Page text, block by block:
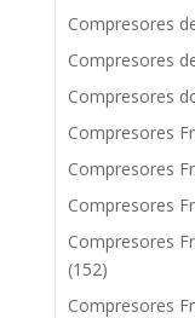
Compresores
Compresores
Compresores
Compresores
Compresores
Compresores
Compresores
(152)
Compresores